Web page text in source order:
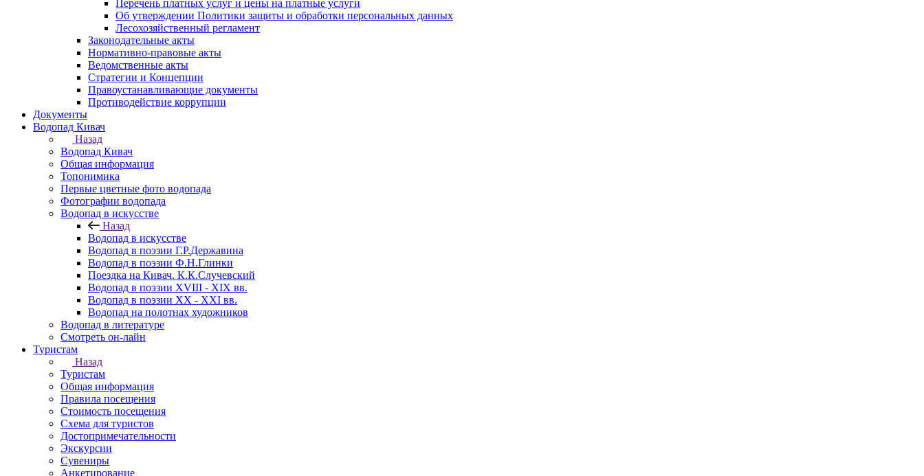
Перечень платных услуг и цены на платные услуги
Об утверждении Политики защиты и обработки персональных данных
Лесохозяйственный регламент
Законодательные акты
Нормативно-правовые акты
Ведомственные акты
Стратегии и Концепции
Правоустанавливающие документы
Противодействие коррупции
Документы
Водопад Кивач
Назад
Водопад Кивач
Общая информация
Топонимика
Первые цветные фото водопада
Фотографии водопада
Водопад в искусстве
Назад
Водопад в искусстве
Водопад в поэзии Г.Р.Державина
Водопад в поэзии Ф.Н.Глинки
Поездка на Кивач. К.К.Случевский
Водопад в поэзии XVIII - XIX вв.
Водопад в поэзии XX - XXI вв.
Водопад на полотнах художников
Водопад в литературе
Смотреть он-лайн
Туристам
Назад
Туристам
Общая информация
Правила посещения
Стоимость посещения
Схема для туристов
Достопримечательности
Экскурсии
Сувениры
Анкетирование